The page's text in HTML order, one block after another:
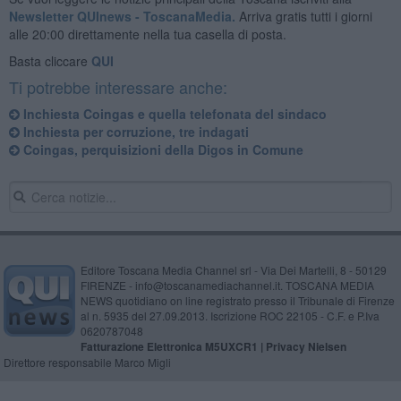
Newsletter QUInews - ToscanaMedia. Arriva gratis tutti i giorni
alle 20:00 direttamente nella tua casella di posta.
Basta cliccare QUI
Ti potrebbe interessare anche:
Inchiesta Coingas e quella telefonata del sindaco
Inchiesta per corruzione, tre indagati
Coingas, perquisizioni della Digos in Comune
Editore Toscana Media Channel srl - Via Dei Martelli, 8 - 50129
FIRENZE - info@toscanamediachannel.it. TOSCANA MEDIA
NEWS quotidiano on line registrato presso il Tribunale di Firenze
al n. 5935 del 27.09.2013. Iscrizione ROC 22105 - C.F. e P.Iva
0620787048
Fatturazione Elettronica M5UXCR1 | Privacy Nielsen
Direttore responsabile Marco Migli